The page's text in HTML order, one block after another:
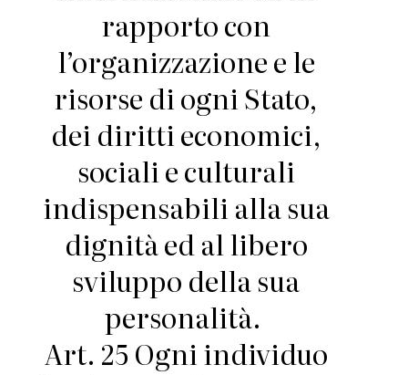
rapporto con
l’organizzazione e le
risorse di ogni Stato,
dei diritti economici,
sociali e culturali
indispensabili alla sua
dignità ed al libero
sviluppo della sua
personalità.
Art. 25 Ogni individuo